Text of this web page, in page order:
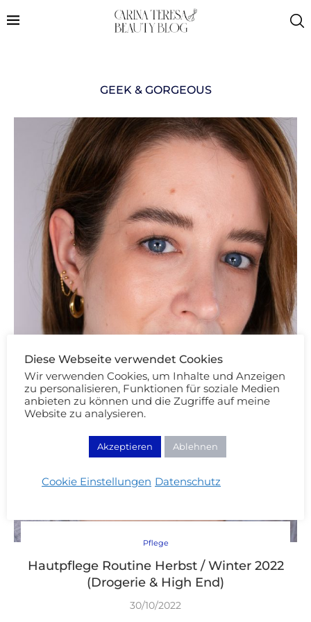
GEEK & GORGEOUS
Pflege
Hautpflege Routine Herbst / Winter 2022
(Drogerie & High End)
30/10/2022
Diese Webseite verwendet Cookies
Wir verwenden Cookies, um Inhalte und Anzeigen
zu personalisieren, Funktionen für soziale Medien
anbieten zu können und die Zugriffe auf meine
Website zu analysieren.
Akzeptieren Ablehnen
Cookie Einstellungen Datenschutz